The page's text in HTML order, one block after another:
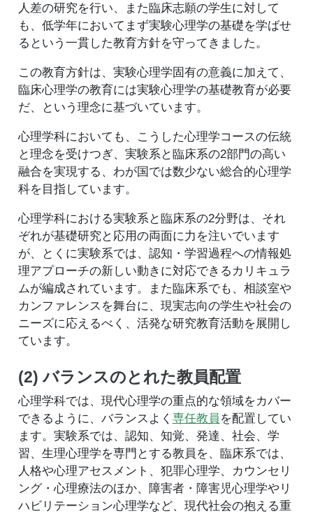
人差の研究を行い、また臨床志願の学生に対して
も、低学年においてまず実験心理学の基礎を学ばせ
るという一貫した教育方針を守ってきました。
この教育方針は、実験心理学固有の意義に加えて、
臨床心理学の教育には実験心理学の基礎教育が必要
だ、という理念に基づいています。
心理学科においても、こうした心理学コースの伝統
と理念を受けつぎ、実験系と臨床系の2部門の高い
融合を実現する、わが国では数少ない総合的心理学
科を目指しています。
心理学科における実験系と臨床系の2分野は、それ
ぞれが基礎研究と応用の両面に力を注いでいます
が、とくに実験系では、認知・学習過程への情報処
理アプローチの新しい動きに対応できるカリキュラ
ムが編成されています。また臨床系でも、相談室や
カンファレンスを舞台に、現実志向の学生や社会の
ニーズに応えるべく、活発な研究教育活動を展開し
ています。
(2) バランスのとれた教員配置
心理学科では、現代心理学の重点的な領域をカバー
できるように、バランスよく 専任教員 を配置してい
ます。実験系では、認知、知覚、発達、社会、学
習、生理心理学を専門とする教員を、臨床系では、
人格や心理アセスメント、犯罪心理学、カウンセリ
ング・心理療法のほか、障害者・障害児心理学やリ
ハビリテーション心理学など、現代社会の抱える重